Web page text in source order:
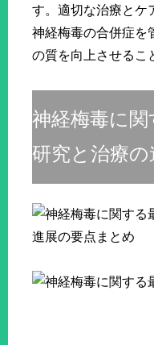
す。適切な治療とケ
神経梅毒の合併症を
の質を向上させるこ
神経梅毒に
研究と治療の